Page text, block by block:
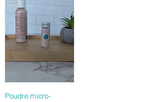
Poudre micro-